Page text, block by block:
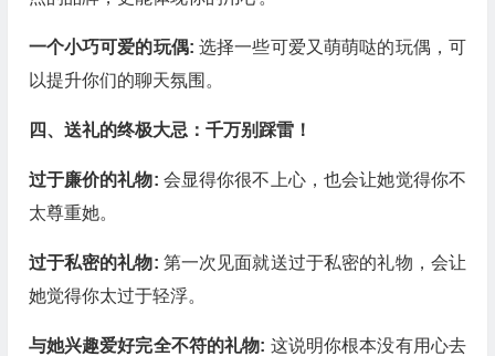
一个小巧可爱的玩偶: 选择一些可爱又萌萌哒的玩偶，可
以提升你们的聊天氛围。
四、送礼的终极大忌：千万别踩雷！
过于廉价的礼物: 会显得你很不上心，也会让她觉得你不
太尊重她。
过于私密的礼物: 第一次见面就送过于私密的礼物，会让
她觉得你太过于轻浮。
与她兴趣爱好完全不符的礼物: 这说明你根本没有用心去